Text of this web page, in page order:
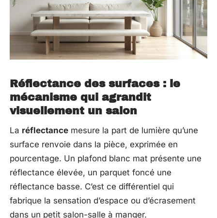
Réflectance des surfaces : le
mécanisme qui agrandit
visuellement un salon
La réflectance mesure la part de lumière qu’une
surface renvoie dans la pièce, exprimée en
pourcentage. Un plafond blanc mat présente une
réflectance élevée, un parquet foncé une
réflectance basse. C’est ce différentiel qui
fabrique la sensation d’espace ou d’écrasement
dans un petit salon-salle à manger.